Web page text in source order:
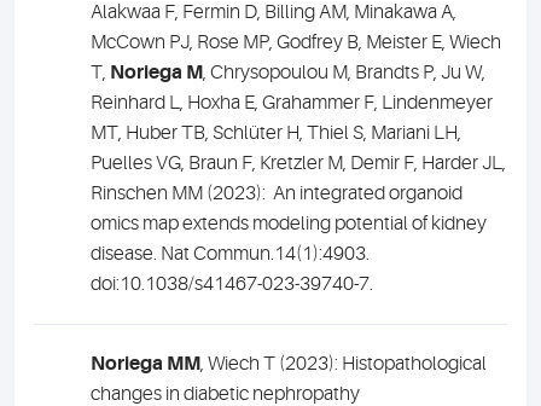
Alakwaa F, Fermin D, Billing AM, Minakawa A,
McCown PJ, Rose MP, Godfrey B, Meister E, Wiech
T, Noriega M, Chrysopoulou M, Brandts P, Ju W,
Reinhard L, Hoxha E, Grahammer F, Lindenmeyer
MT, Huber TB, Schlüter H, Thiel S, Mariani LH,
Puelles VG, Braun F, Kretzler M, Demir F, Harder JL,
Rinschen MM (2023): An integrated organoid
omics map extends modeling potential of kidney
disease. Nat Commun.14(1):4903.
doi:10.1038/s41467-023-39740-7.
Noriega MM, Wiech T (2023): Histopathological
changes in diabetic nephropathy